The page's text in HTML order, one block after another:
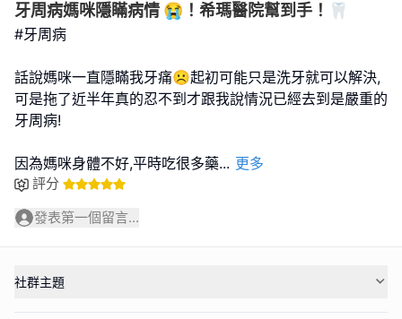
牙周病媽咪隱瞞病情 😭！希瑪醫院幫到手！🦷
#牙周病
話說媽咪一直隱瞞我牙痛☹️起初可能只是洗牙就可以解決,
可是拖了近半年真的忍不到才跟我說情況已經去到是嚴重的
牙周病!
因為媽咪身體不好,平時吃很多藥... 更多
評分
發表第一個留言...
社群主題